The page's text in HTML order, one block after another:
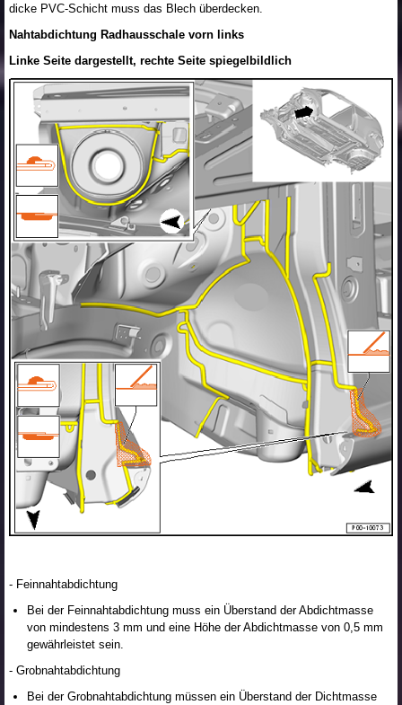
dicke PVC-Schicht muss das Blech überdecken.
Nahtabdichtung Radhausschale vorn links
Linke Seite dargestellt, rechte Seite spiegelbildlich
- Feinnahtabdichtung
Bei der Feinnahtabdichtung muss ein Überstand der Abdichtmasse
von mindestens 3 mm und eine Höhe der Abdichtmasse von 0,5 mm
gewährleistet sein.
- Grobnahtabdichtung
Bei der Grobnahtabdichtung müssen ein Überstand der Dichtmasse